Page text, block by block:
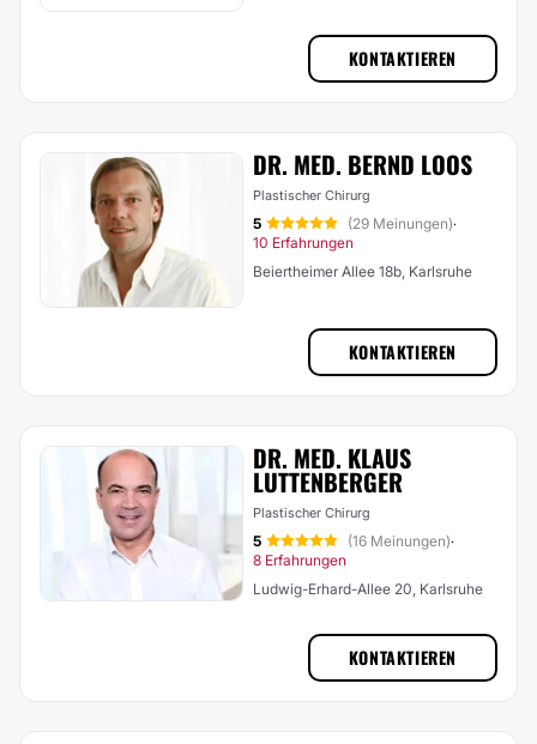
KONTAKTIEREN
DR. MED. BERND LOOS
Plastischer Chirurg
5 (29 Meinungen)·
10 Erfahrungen
Beiertheimer Allee 18b, Karlsruhe
KONTAKTIEREN
DR. MED. KLAUS
LUTTENBERGER
Plastischer Chirurg
5 (16 Meinungen)·
8 Erfahrungen
Ludwig-Erhard-Allee 20, Karlsruhe
KONTAKTIEREN